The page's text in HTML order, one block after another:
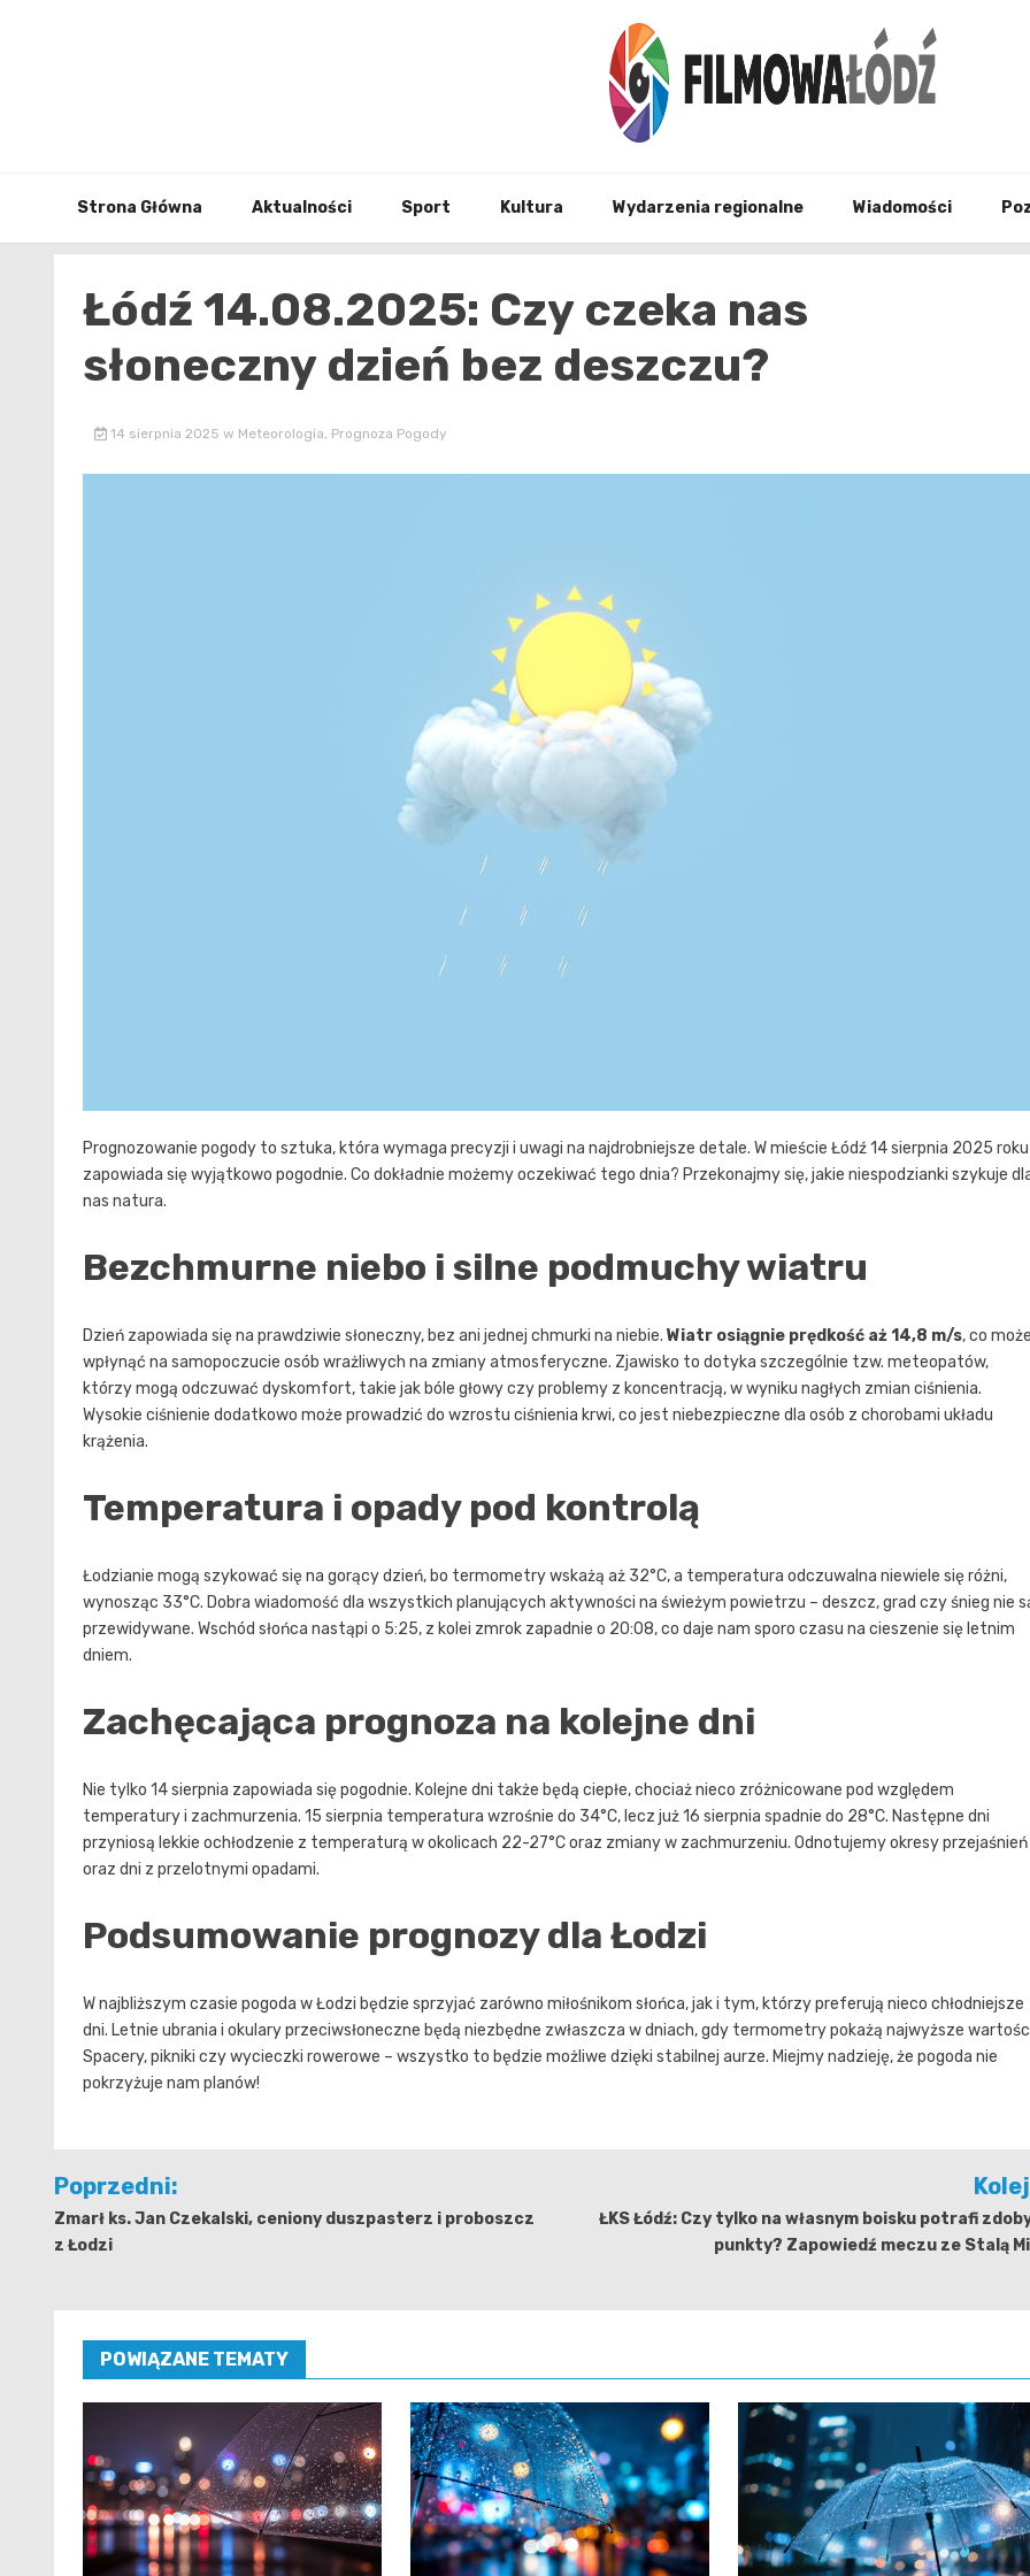
Strona Główna Aktualności Sport Kultura Wydarzenia regionalne Wiadomości
Łódź 14.08.2025: Czy czeka nas
słoneczny dzień bez deszczu?
14 sierpnia 2025 w Meteorologia, Prognoza Pogody
Prognozowanie pogody to sztuka, która wymaga precyzji i uwagi na najdrobniejsze detale. W mieście Łódź 14 sierpnia 2025 roku
zapowiada się wyjątkowo pogodnie. Co dokładnie możemy oczekiwać tego dnia? Przekonajmy się, jakie niespodzianki szykuje
nas natura.
Bezchmurne niebo i silne podmuchy wiatru
Dzień zapowiada się na prawdziwie słoneczny, bez ani jednej chmurki na niebie. Wiatr osiągnie prędkość aż 14,8 m/s, co
wpłynąć na samopoczucie osób wrażliwych na zmiany atmosferyczne. Zjawisko to dotyka szczególnie tzw. meteopatów,
którzy mogą odczuwać dyskomfort, takie jak bóle głowy czy problemy z koncentracją, w wyniku nagłych zmian ciśnienia.
Wysokie ciśnienie dodatkowo może prowadzić do wzrostu ciśnienia krwi, co jest niebezpieczne dla osób z chorobami układu
krążenia.
Temperatura i opady pod kontrolą
Łodzianie mogą szykować się na gorący dzień, bo termometry wskażą aż 32°C, a temperatura odczuwalna niewiele się różni,
wynosząc 33°C. Dobra wiadomość dla wszystkich planujących aktywności na świeżym powietrzu – deszcz, grad czy śnieg nie
przewidywane. Wschód słońca nastąpi o 5:25, z kolei zmrok zapadnie o 20:08, co daje nam sporo czasu na cieszenie się letnim
dniem.
Zachęcająca prognoza na kolejne dni
Nie tylko 14 sierpnia zapowiada się pogodnie. Kolejne dni także będą ciepłe, chociaż nieco zróżnicowane pod względem
temperatury i zachmurzenia. 15 sierpnia temperatura wzrośnie do 34°C, lecz już 16 sierpnia spadnie do 28°C. Następne dni
przyniosą lekkie ochłodzenie z temperaturą w okolicach 22-27°C oraz zmiany w zachmurzeniu. Odnotujemy okresy przejaśnień
oraz dni z przelotnymi opadami.
Podsumowanie prognozy dla Łodzi
W najbliższym czasie pogoda w Łodzi będzie sprzyjać zarówno miłośnikom słońca, jak i tym, którzy preferują nieco chłodniejsze
dni. Letnie ubrania i okulary przeciwsłoneczne będą niezbędne zwłaszcza w dniach, gdy termometry pokażą najwyższe
Spacery, pikniki czy wycieczki rowerowe – wszystko to będzie możliwe dzięki stabilnej aurze. Miejmy nadzieję, że pogoda nie
pokrzyżuje nam planów!
Nawigacja
wpisu
Poprzedni:
Zmarł ks. Jan Czekalski, ceniony duszpasterz i proboszcz
z Łodzi
ŁKS Łódź: Czy tylko na własnym boisku potrafi
punkty? Zapowiedź meczu ze Stalą
POWIĄZANE TEMATY